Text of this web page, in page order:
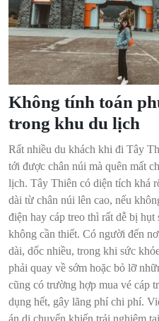
Không tính toán
trong khu du lịch
Rất nhiều du khách khi đi Tây
tới được chân núi mà quên mất
lịch. Tây Thiên có diện tích khá
dài từ chân núi lên cao, nếu
điện hay cáp treo thì rất dễ bị
không cần thiết. Có người đến
dài, dốc nhiều, trong khi sức
phải quay về sớm hoặc bỏ lỡ
cũng có trường hợp mua vé cáp
dụng hết, gây lãng phí chi phí.